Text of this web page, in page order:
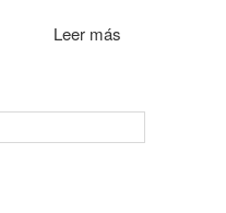
Leer más